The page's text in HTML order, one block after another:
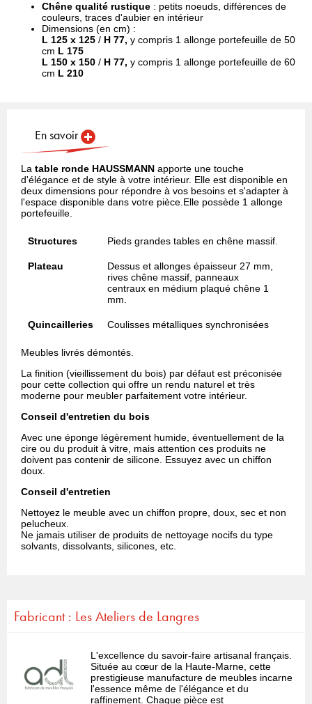
Chêne qualité rustique : petits noeuds, différences de
couleurs, traces d'aubier en intérieur
Dimensions (en cm) :
L 125 x 125 / H 77, y compris 1 allonge portefeuille de 50
cm L 175
L 150 x 150 / H 77, y compris 1 allonge portefeuille de 60
cm L 210
En savoir
La table ronde HAUSSMANN apporte une touche
d'élégance et de style à votre intérieur. Elle est disponible en
deux dimensions pour répondre à vos besoins et s'adapter à
l'espace disponible dans votre pièce.Elle possède 1 allonge
portefeuille.
Structures Pieds grandes tables en chêne massif.
Plateau
Dessus et allonges épaisseur 27 mm,
rives chêne massif, panneaux
centraux en médium plaqué chêne 1
mm.
Quincailleries Coulisses métalliques synchronisées
Meubles livrés démontés.
La finition (vieillissement du bois) par défaut est préconisée
pour cette collection qui offre un rendu naturel et très
moderne pour meubler parfaitement votre intérieur.
Conseil d'entretien du bois
Avec une éponge légèrement humide, éventuellement de la
cire ou du produit à vitre, mais attention ces produits ne
doivent pas contenir de silicone. Essuyez avec un chiffon
doux.
Conseil d'entretien
Nettoyez le meuble avec un chiffon propre, doux, sec et non
pelucheux.
Ne jamais utiliser de produits de nettoyage nocifs du type
solvants, dissolvants, silicones, etc.
Fabricant : Les Ateliers de Langres
L'excellence du savoir-faire artisanal français.
Située au cœur de la Haute-Marne, cette
prestigieuse manufacture de meubles incarne
l'essence même de l'élégance et du
raffinement. Chaque pièce est